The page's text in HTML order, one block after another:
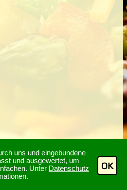
uns und eingebundene
und ausgewertet, um
Unter Datenschutz
OK